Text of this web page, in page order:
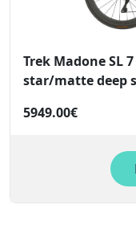
Trek Madone SL
star/matte deep
5949.00€